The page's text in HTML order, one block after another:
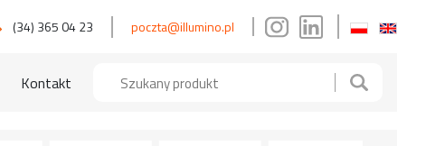
(34) 365 04 23 poczta@illumino.pl
Kontakt